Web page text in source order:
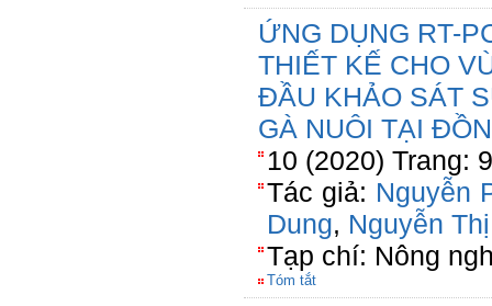
ỨNG DỤNG RT-
THIẾT KẾ CHO
ĐẦU KHẢO SÁT
GÀ NUÔI TẠI
10 (2020) Trang:
Tác giả: Nguyễn
Dung, Nguyễn
Tạp chí: Nông
Tóm tắt